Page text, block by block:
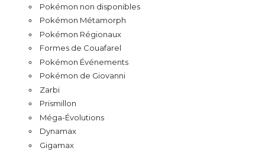
Pokémon non disponibles
Pokémon Métamorph
Pokémon Régionaux
Formes de Couafarel
Pokémon Événements
Pokémon de Giovanni
Zarbi
Prismillon
Méga-Évolutions
Dynamax
Gigamax